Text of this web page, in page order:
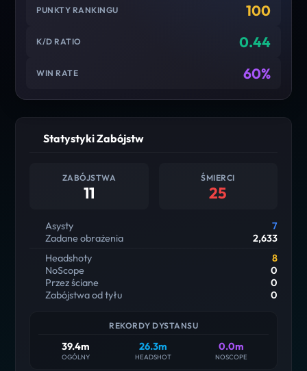
PUNKTY RANKINGU 100
K/D RATIO 0.44
WIN RATE 60%
Statystyki Zabójstw
ZABÓJSTWA
11
ŚMIERCI
25
Asysty
7
Zadane obrażenia
2,633
Headshoty
8
NoScope
0
Przez ściane
0
Zabójstwa od tyłu
0
REKORDY DYSTANSU
39.4m
OGÓLNY
26.3m
HEADSHOT
0.0m
NOSCOPE